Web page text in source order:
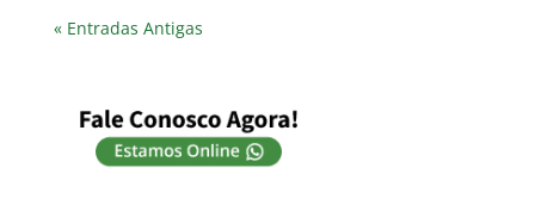
« Entradas Antigas